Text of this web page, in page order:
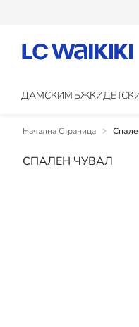
ДАМСКИМЪЖКИ
Начална Страница
СПАЛЕН ЧУВАЛ